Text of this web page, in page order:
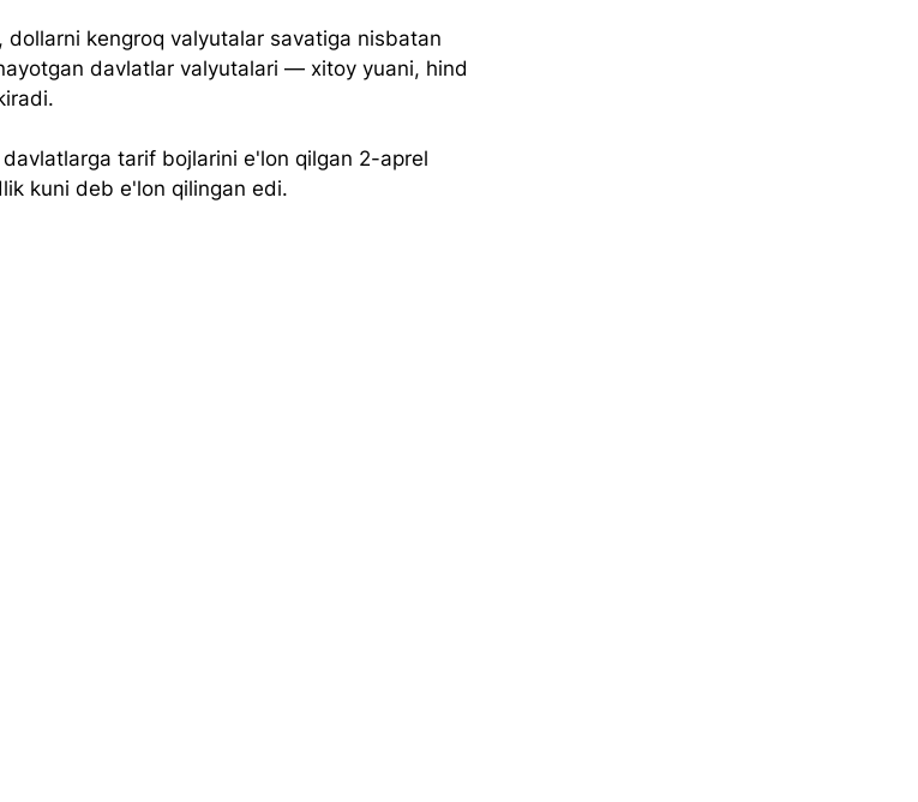
dollarni kengroq valyutalar savatiga nisbatan
davlatlar valyutalari — xitoy yuani, hind
tarif bojlarini e'lon qilgan 2-aprel
kuni deb e'lon qilingan edi.